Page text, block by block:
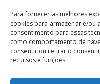
Para fornecer as melhores
cookies para armazenar e/ou
consentimento para essas
como comportamento de
consentir ou retirar o
recursos e funções.
Telefone: 19-
3241-9713
Whatsapp: 19-
99132-4922